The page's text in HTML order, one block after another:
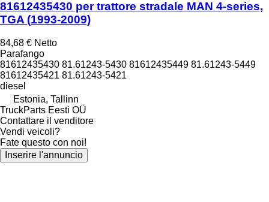
81612435430 per trattore stradale MAN 4-series,
TGA (1993-2009)
84,68 € Netto
Parafango
81612435430 81.61243-5430 81612435449 81.61243-5449
81612435421 81.61243-5421
diesel
Estonia, Tallinn
TruckParts Eesti OÜ
Contattare il venditore
Vendi veicoli?
Fate questo con noi!
Inserire l'annuncio